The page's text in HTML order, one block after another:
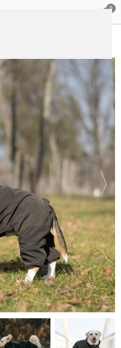
собак Travis Khaki